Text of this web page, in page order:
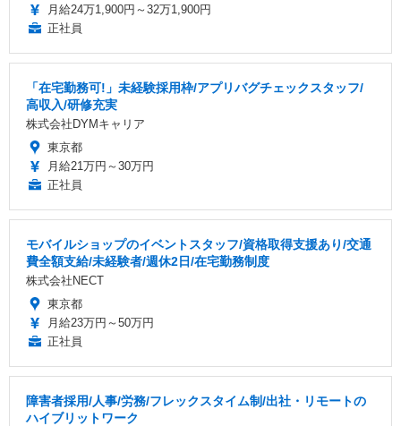
月給24万1,900円～32万1,900円
正社員
「在宅勤務可!」未経験採用枠/アプリバグチェックスタッフ/
高収入/研修充実
株式会社DYMキャリア
東京都
月給21万円～30万円
正社員
モバイルショップのイベントスタッフ/資格取得支援あり/交通
費全額支給/未経験者/週休2日/在宅勤務制度
株式会社NECT
東京都
月給23万円～50万円
正社員
障害者採用/人事/労務/フレックスタイム制/出社・リモートの
ハイブリットワーク